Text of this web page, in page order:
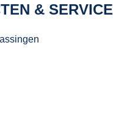
& SERVICE